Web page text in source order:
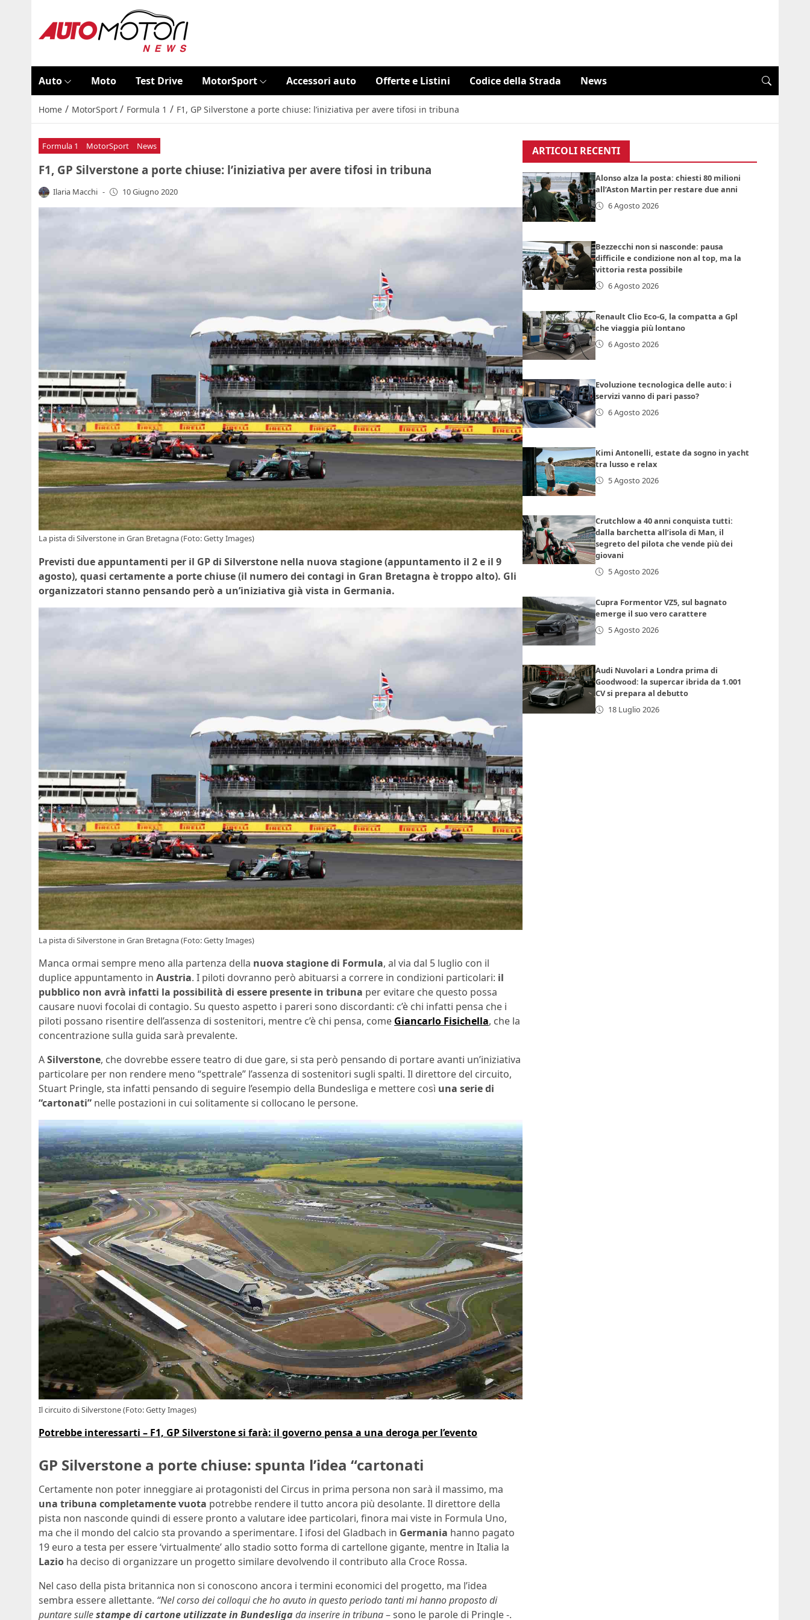
Auto Moto Test Drive MotorSport Accessori auto Offerte e Listini Codice della Strada News
Home / MotorSport / Formula 1 / F1, GP Silverstone a porte chiuse: l’iniziativa per avere tifosi in tribuna
Formula 1 MotorSport News
F1, GP Silverstone a porte chiuse: l’iniziativa per avere tifosi in tribuna
Ilaria Macchi - 10 Giugno 2020
La pista di Silverstone in Gran Bretagna (Foto: Getty Images)
Previsti due appuntamenti per il GP di Silverstone nella nuova stagione (appuntamento il 2 e il 9
agosto), quasi certamente a porte chiuse (il numero dei contagi in Gran Bretagna è troppo alto). Gli
organizzatori stanno pensando però a un’iniziativa già vista in Germania.
La pista di Silverstone in Gran Bretagna (Foto: Getty Images)
Manca ormai sempre meno alla partenza della nuova stagione di Formula, al via dal 5 luglio con il
duplice appuntamento in Austria. I piloti dovranno però abituarsi a correre in condizioni particolari: il
pubblico non avrà infatti la possibilità di essere presente in tribuna per evitare che questo possa
causare nuovi focolai di contagio. Su questo aspetto i pareri sono discordanti: c’è chi infatti pensa che i
piloti possano risentire dell’assenza di sostenitori, mentre c’è chi pensa, come Giancarlo Fisichella, che la
concentrazione sulla guida sarà prevalente.
ASilverstone, che dovrebbe essere teatro di due gare, si sta però pensando di portare avanti un’iniziativa
particolare per non rendere meno “spettrale” l’assenza di sostenitori sugli spalti. Il direttore del circuito,
Stuart Pringle, sta infatti pensando di seguire l’esempio della Bundesliga e mettere così una serie di
“cartonati” nelle postazioni in cui solitamente si collocano le persone.
Il circuito di Silverstone (Foto: Getty Images)
Potrebbe interessarti – F1, GP Silverstone si farà: il governo pensa a una deroga per l’evento
GP Silverstone a porte chiuse: spunta l’idea “cartonati
Certamente non poter inneggiare ai protagonisti del Circus in prima persona non sarà il massimo, ma
una tribuna completamente vuota potrebbe rendere il tutto ancora più desolante. Il direttore della
pista non nasconde quindi di essere pronto a valutare idee particolari, finora mai viste in Formula Uno,
ma che il mondo del calcio sta provando a sperimentare. I ifosi del Gladbach in Germania hanno pagato
19 euro a testa per essere ‘virtualmente’ allo stadio sotto forma di cartellone gigante, mentre in Italia la
Lazio ha deciso di organizzare un progetto similare devolvendo il contributo alla Croce Rossa.
Nel caso della pista britannica non si conoscono ancora i termini economici del progetto, ma l’idea
sembra essere allettante. “Nel corso dei colloqui che ho avuto in questo periodo tanti mi hanno proposto di
puntare sullestampe di cartone utilizzate in Bundesligada inserire in tribuna– sono le parole di Pringle -.
ARTICOLI RECENTI
Alonso alza la posta: chiesti 80 milioni
all’Aston Martin per restare due anni
6 Agosto 2026
Bezzecchi non si nasconde: pausa
difficile e condizione non al top, ma la
vittoria resta possibile
6 Agosto 2026
Renault Clio Eco-G, la compatta a Gpl
che viaggia più lontano
6 Agosto 2026
Evoluzione tecnologica delle auto: i
servizi vanno di pari passo?
6 Agosto 2026
Kimi Antonelli, estate da sogno in yacht
tra lusso e relax
5 Agosto 2026
Crutchlow a 40 anni conquista tutti:
dalla barchetta all’isola di Man, il
segreto del pilota che vende più dei
giovani
5 Agosto 2026
Cupra Formentor VZ5, sul bagnato
emerge il suo vero carattere
5 Agosto 2026
Audi Nuvolari a Londra prima di
Goodwood: la supercar ibrida da 1.001
CV si prepara al debutto
18 Luglio 2026